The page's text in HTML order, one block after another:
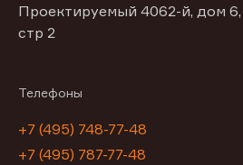
Проектируемый 4062-й, дом 6,
стр 2
Телефоны
+7 (495) 748-77-48
+7 (495) 787-77-48